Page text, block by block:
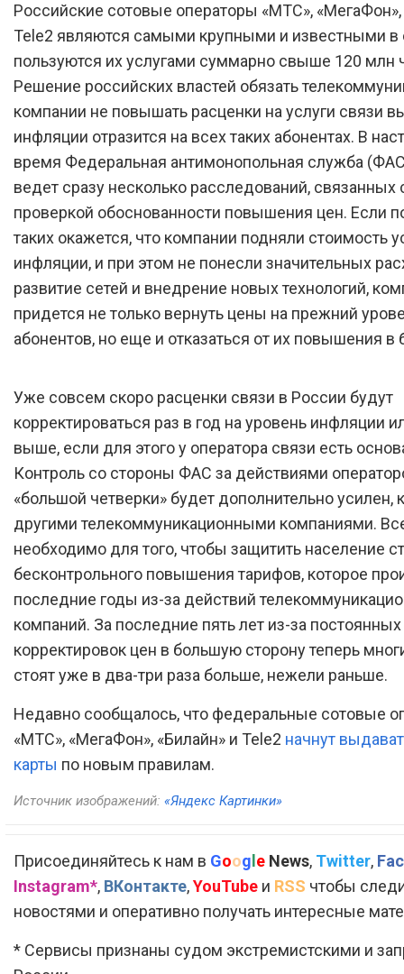
Российские сотовые операторы «МТС», «МегаФон»,
Tele2 являются самыми крупными и известными в
пользуются их услугами суммарно свыше 120 млн
Решение российских властей обязать
компании не повышать расценки на услуги связи
инфляции отразится на всех таких абонентах. В
время Федеральная антимонопольная служба
ведет сразу несколько расследований, связанных
проверкой обоснованности повышения цен. Если
таких окажется, что компании подняли стоимость
инфляции, и при этом не понесли значительных
развитие сетей и внедрение новых технологий,
придется не только вернуть цены на прежний
абонентов, но еще и отказаться от их повышения
Уже совсем скоро расценки связи в России будут
корректироваться раз в год на уровень инфляции
выше, если для этого у оператора связи есть
Контроль со стороны ФАС за действиями
«большой четверки» будет дополнительно усилен,
другими телекоммуникационными компаниями.
необходимо для того, чтобы защитить население
бесконтрольного повышения тарифов, которое
последние годы из-за действий
компаний. За последние пять лет из-за постоянных
корректировок цен в большую сторону теперь
стоят уже в два-три раза больше, нежели раньше.
Недавно сообщалось, что федеральные сотовые
«МТС», «МегаФон», «Билайн» и Tele2 начнут
карты по новым правилам.
Источник изображений: «Яндекс Картинки»
Присоединяйтесь к нам в Goog e News, Twitter,
Instagram*, ВКонтакте,YouTube и RSS чтобы
новостями и оперативно получать интересные
* Сервисы признаны судом экстремистскими и